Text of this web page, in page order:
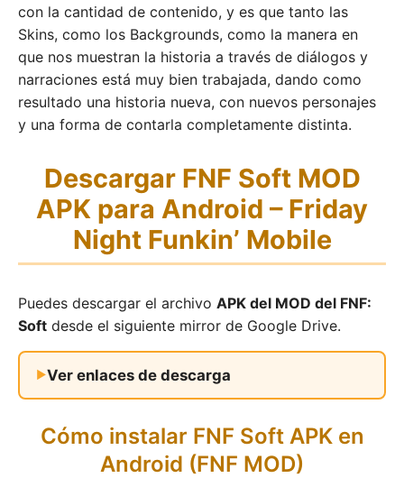
con la cantidad de contenido, y es que tanto las
Skins, como los Backgrounds, como la manera en
que nos muestran la historia a través de diálogos y
narraciones está muy bien trabajada, dando como
resultado una historia nueva, con nuevos personajes
y una forma de contarla completamente distinta.
Descargar FNF Soft MOD
APK para Android – Friday
Night Funkin’ Mobile
Puedes descargar el archivo APK del MOD del FNF:
Soft desde el siguiente mirror de Google Drive.
Ver enlaces de descarga
Cómo instalar FNF Soft APK en
Android (FNF MOD)